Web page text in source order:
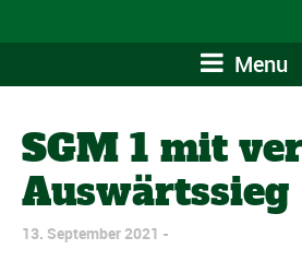
Menu
SGM 1 mit
Auswärtssieg
13. September 2021